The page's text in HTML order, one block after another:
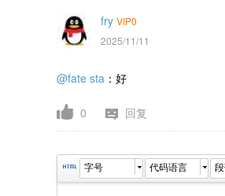
fry VIP0
2025/11/11
@fate sta ：好
0 回复
字号 代码语言